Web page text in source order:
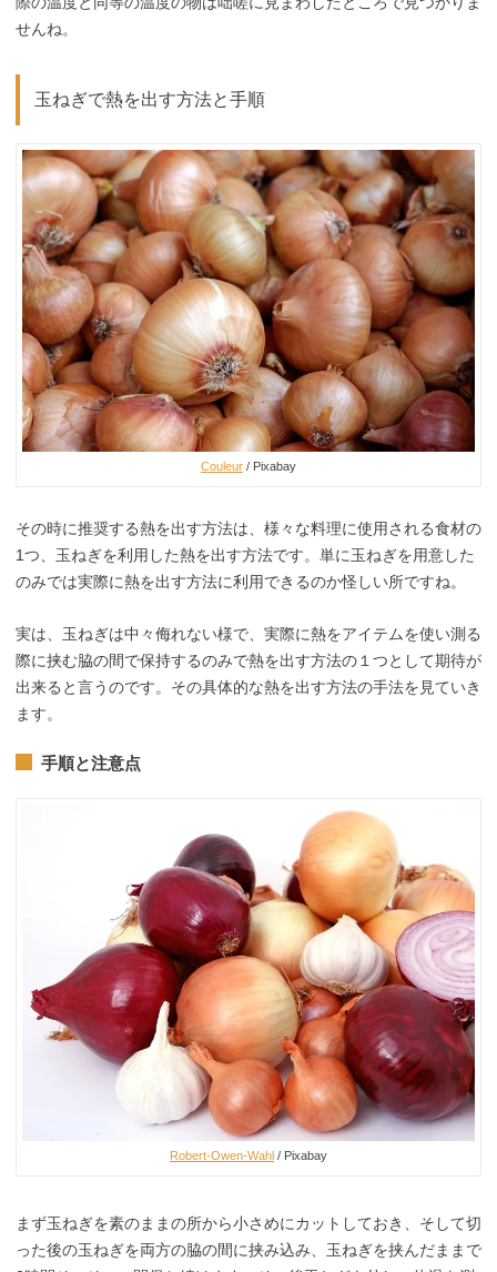
せんね。
玉ねぎで熱を出す方法と手順
Couleur / Pixabay
その時に推奨する熱を出す方法は、様々な料理に使用される食材の
1つ、玉ねぎを利用した熱を出す方法です。単に玉ねぎを用意した
のみでは実際に熱を出す方法に利用できるのか怪しい所ですね。
実は、玉ねぎは中々侮れない様で、実際に熱をアイテムを使い測る
際に挟む脇の間で保持するのみで熱を出す方法の１つとして期待が
出来ると言うのです。その具体的な熱を出す方法の手法を見ていき
ます。
手順と注意点
Robert-Owen-Wahl / Pixabay
まず玉ねぎを素のままの所から小さめにカットしておき、そして切
った後の玉ねぎを両方の脇の間に挟み込み、玉ねぎを挟んだままで